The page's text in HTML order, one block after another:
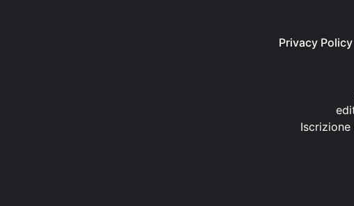
Privacy Policy
Iscrizione